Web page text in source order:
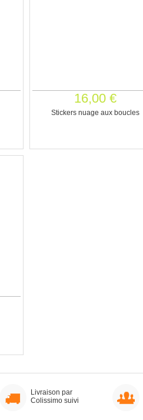
16,00 €
Stickers nuage aux boucles
Livraison par
Colissimo suivi